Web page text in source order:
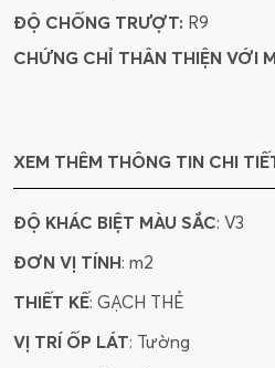
ĐỘ CHỐNG TRƯỢT: R9
CHỨNG CHỈ THÂN THIỆN VỚI
XEM THÊM THÔNG TIN CHI
ĐỘ KHÁC BIỆT MÀU SẮC: V3
ĐƠN VỊ TÍNH: m2
THIẾT KẾ: GẠCH THẺ
VỊ TRÍ ỐP LÁT: Tường